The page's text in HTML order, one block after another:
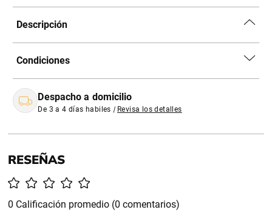
Descripción
Condiciones
Despacho a domicilio
De 3 a 4 días habiles | Revisa los detalles
0 Calificación promedio (0 comentarios)